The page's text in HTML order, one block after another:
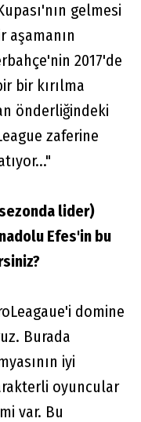
gelmesi
aşamanın
2017'de
bir kırılma
önderliğindeki
zaferine
lider)
Efes'in bu
domine
Burada
iyi
oyuncular
var. Bu